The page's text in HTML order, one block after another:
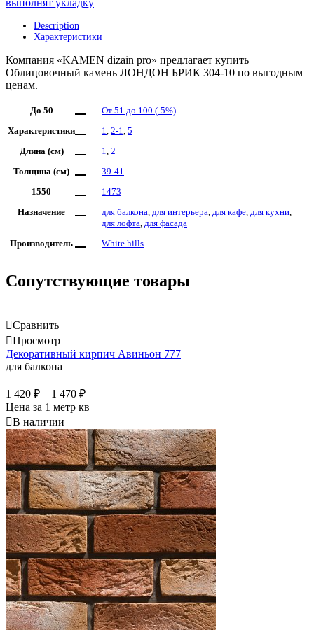
Description
Характеристики
Компания «KAMEN dizain pro» предлагает купить
Облицовочный камень ЛОНДОН БРИК 304-10 по выгодным
ценам.
До 50
От 51 до 100 (-5%)
Характеристики
1 2-1 5
Длина (см)
1 2
Толщина (см)
39-41
1550
1473
Назначение
для балкона для интерьера для кафе для кухни
для лофта для фасада
Производитель
White hills
Сопутствующие товары
Сравнить
Просмотр
Декоративный кирпич Авиньон 777
для балкона
1 420 ₽ – 1 470 ₽
Цена за 1 метр кв
В наличии